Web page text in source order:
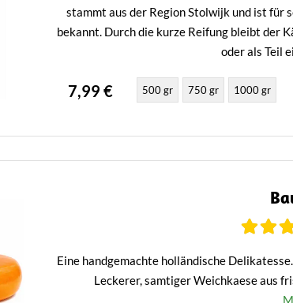
stammt aus der Region Stolwijk und ist für
bekannt. Durch die kurze Reifung bleibt der
oder als Teil
7,99 € 500 gr 750 gr 1000 gr
Eine handgemachte holländische
Leckerer, samtiger Weichkaese aus